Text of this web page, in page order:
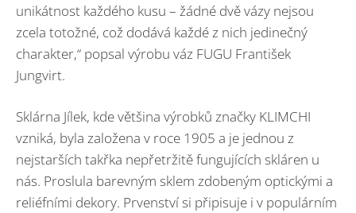
unikátnost každého kusu – žádné dvě vázy nejsou
zcela totožné, což dodává každé z nich jedinečný
charakter,“ popsal výrobu váz FUGU František
Jungvirt.
Sklárna Jílek, kde většina výrobků značky KLIMCHI
vzniká, byla založena v roce 1905 a je jednou z
nejstarších takřka nepřetržitě fungujících skláren u
nás. Proslula barevným sklem zdobeným optickými a
reliéfními dekory. Prvenství si připisuje i v populárním